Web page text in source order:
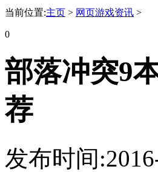
当前位置:主页 > 网页游戏资讯 >
0
部落冲突9
荐
发布时间